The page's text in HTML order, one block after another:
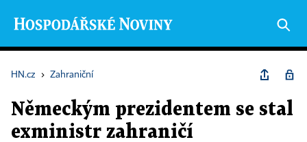
HN.cz › Zahraniční
Německým prezidentem se stal
exministr zahraničí